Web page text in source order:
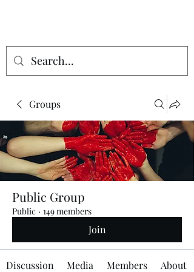
Groups
Public Group
Public · 149 members
Join
Discussion Media Members About